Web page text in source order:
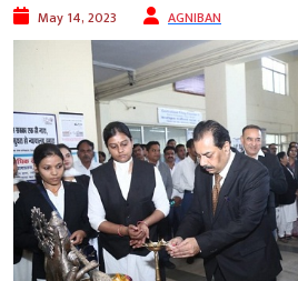
May 14, 2023 AGNIBAN